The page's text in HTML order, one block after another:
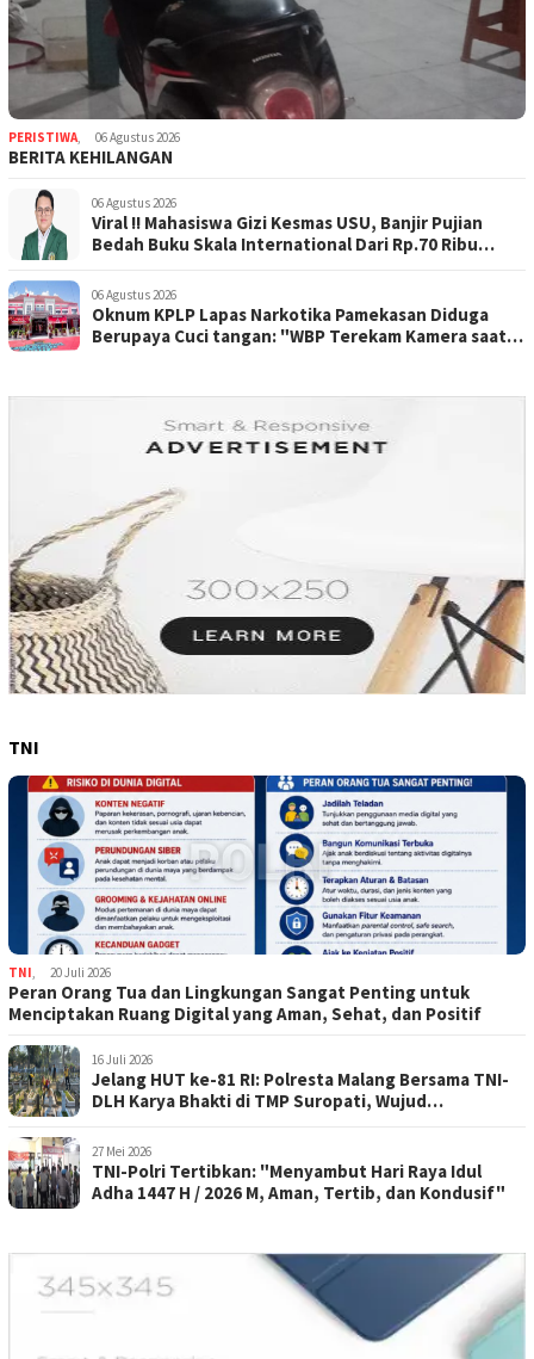
PERISTIWA, 06 Agustus 2026
BERITA KEHILANGAN
06 Agustus 2026
Viral !! Mahasiswa Gizi Kesmas USU, Banjir Pujian
Bedah Buku Skala International Dari Rp.70 Ribu
06 Agustus 2026
Oknum KPLP Lapas Narkotika Pamekasan Diduga
Berupaya Cuci tangan: "WBP Terekam Kamera saat
TNI
TNI, 20 Juli 2026
Peran Orang Tua dan Lingkungan Sangat Penting untuk
Menciptakan Ruang Digital yang Aman, Sehat, dan Positif
16 Juli 2026
Jelang HUT ke-81 RI: Polresta Malang Bersama TNI-
DLH Karya Bhakti di TMP Suropati, Wujud
27 Mei 2026
TNI-Polri Tertibkan: "Menyambut Hari Raya Idul
Adha 1447 H / 2026 M, Aman, Tertib, dan Kondusif"